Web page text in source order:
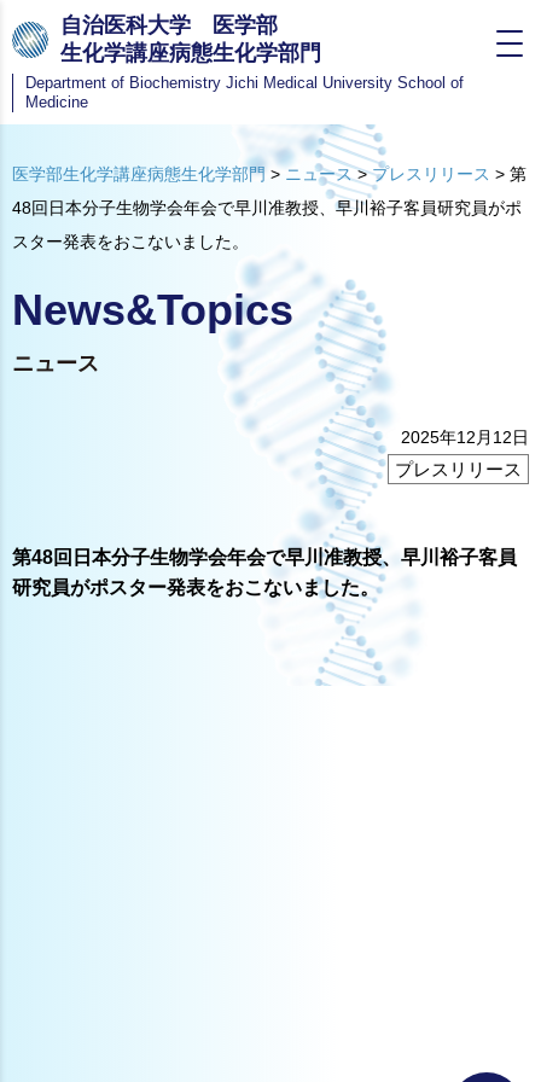
自治医科大学 医学部
生化学講座病態生化学部門
Department of Biochemistry Jichi Medical University School of
Medicine
医学部生化学講座病態生化学部門> ニュース>プレスリリース > 第
48回日本分子生物学会年会で早川准教授、早川裕子客員研究員がポ
スター発表をおこないました。
News&Topics
ニュース
2025年12月12日
プレスリリース
第48回日本分子生物学会年会で早川准教授、早川裕子客員
研究員がポスター発表をおこないました。